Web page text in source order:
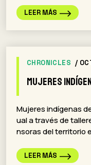
LEER MÁS
CHRONICLES /
Mujeres
Mujeres indígenas
ual a través de
nsoras del territorio
LEER MÁS